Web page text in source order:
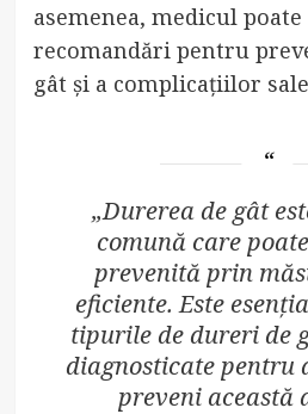
asemenea, medicul
recomandări pentru
gât și a complicațiilor
„Durerea de gât
comună care
prevenită prin
eficiente. Este
tipurile de dureri de
diagnosticate pentru
preveni această